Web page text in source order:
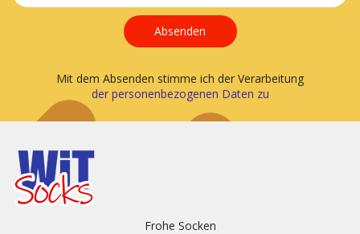
Absenden
Mit dem Absenden stimme ich der Verarbeitung
der personenbezogenen Daten zu
Frohe Socken